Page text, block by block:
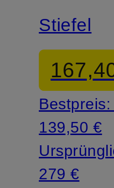
Stiefel
Bestpreis:
139,50 €
279 €